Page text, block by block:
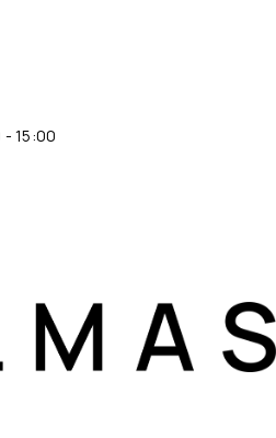
- 15:00